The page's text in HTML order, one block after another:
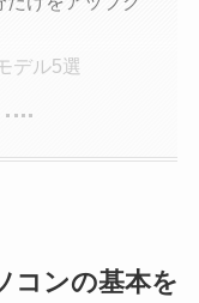
デル5選
コンの基本を